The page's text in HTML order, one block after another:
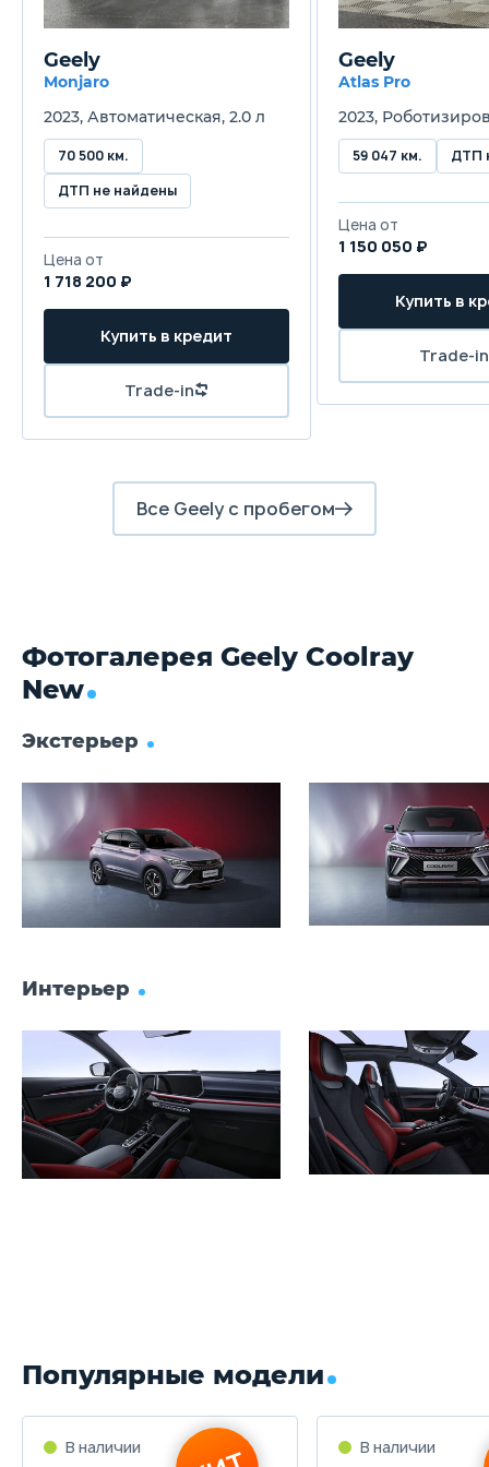
330 л
Трансмиссия
Привод
Передний
Независимая, типа Макферсон
Задняя подвеска
Полузависимая
Передние тормоза
Дисковые вентилируемые
Geely
Monjaro
2023, Автоматическая, 2.0 л
70 500 км.
ДТП не найдены
Цена от
1 718 200 ₽
Купить в кредит
Trade-in
Geely
Atlas Pro
2023,
59 047 км. ДТП
Цена от
1 150 050 ₽
Купить в
Trade-in
Все Geely с пробегом
Фотогалерея Geely Coolray
New
Экстерьер
Интерьер
Популярные модели